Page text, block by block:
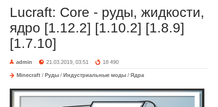
Lucraft: Core - руды, жидкости,
ядро [1.12.2] [1.10.2] [1.8.9]
[1.7.10]
admin 21.03.2019, 03:51 18 490
Minecraft / Руды / Индустриальные моды / Ядра